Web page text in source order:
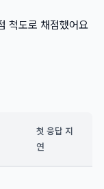
척도로 채점했어요
첫 응답 지
연